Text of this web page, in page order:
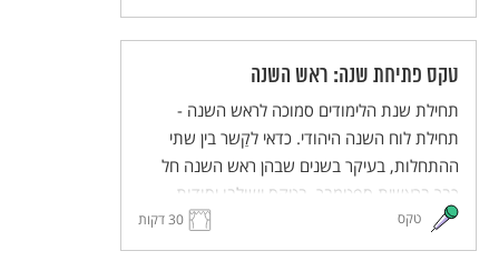
מותאם ללמידה מרחוק וללמידה היברידית.
טקס פתיחת שנה: ראש השנה
תחילת שנת הלימודים סמוכה לראש השנה -
תחילת לוח השנה היהודי. כדאי לקַשר בין שתי
ההתחלות, בעיקר בשנים שבהן ראש השנה חל
כבר בראשית ספטמבר. בטקס ישולבו יסודות
מסורתיים מתוך חגי תשרי, ובעיקר מתוך ראש
השנה, באוריינטציה תרבותית ולא דתית. הטקס
טקס 30 דקות